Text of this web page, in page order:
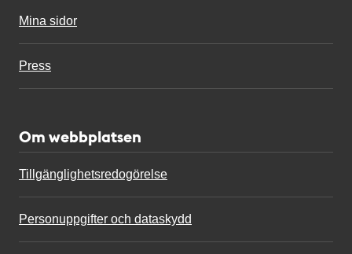
Mina sidor
Press
Om webbplatsen
Tillgänglighetsredogörelse
Personuppgifter och dataskydd